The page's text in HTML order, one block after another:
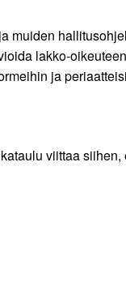
lakko-
ja
viittaa